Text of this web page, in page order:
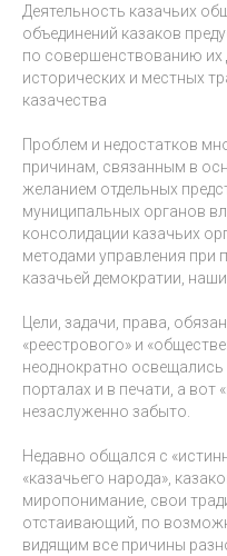
Деятельность казачьих
объединений казаков
по совершенствованию их
исторических и местных
казачества
Проблем и недостатков
причинам, связанным в
желанием отдельных
муниципальных органов
консолидации казачьих
методами управления при
казачьей демократии,
Цели, задачи, права,
«реестрового» и
неоднократно
порталах и в печати, а вот
незаслуженно забыто.
Недавно общался с
«казачьего народа»,
миропонимание, свои
отстаивающий, по
видящим все причины